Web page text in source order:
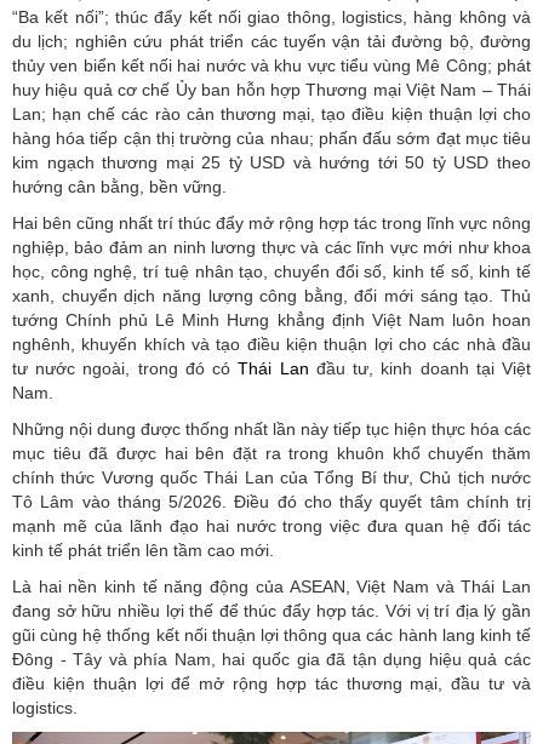
“Ba kết nối”; thúc đẩy kết nối giao thông, logistics, hàng không và
du lịch; nghiên cứu phát triển các tuyến vận tải đường bộ, đường
thủy ven biển kết nối hai nước và khu vực tiểu vùng Mê Công; phát
huy hiệu quả cơ chế Ủy ban hỗn hợp Thương mại Việt Nam – Thái
Lan; hạn chế các rào cản thương mại, tạo điều kiện thuận lợi cho
hàng hóa tiếp cận thị trường của nhau; phấn đấu sớm đạt mục tiêu
kim ngạch thương mại 25 tỷ USD và hướng tới 50 tỷ USD theo
hướng cân bằng, bền vững.
Hai bên cũng nhất trí thúc đẩy mở rộng hợp tác trong lĩnh vực nông
nghiệp, bảo đảm an ninh lương thực và các lĩnh vực mới như khoa
học, công nghệ, trí tuệ nhân tạo, chuyển đổi số, kinh tế số, kinh tế
xanh, chuyển dịch năng lượng công bằng, đổi mới sáng tạo. Thủ
tướng Chính phủ Lê Minh Hưng khẳng định Việt Nam luôn hoan
nghênh, khuyến khích và tạo điều kiện thuận lợi cho các nhà đầu
tư nước ngoài, trong đó cóThái Lan đầu tư, kinh doanh tại Việt
Nam.
Những nội dung được thống nhất lần này tiếp tục hiện thực hóa các
mục tiêu đã được hai bên đặt ra trong khuôn khổ chuyến thăm
chính thức Vương quốc Thái Lan của Tổng Bí thư, Chủ tịch nước
Tô Lâm vào tháng 5/2026. Điều đó cho thấy quyết tâm chính trị
mạnh mẽ của lãnh đạo hai nước trong việc đưa quan hệ đối tác
kinh tế phát triển lên tầm cao mới.
Là hai nền kinh tế năng động của ASEAN, Việt Nam và Thái Lan
đang sở hữu nhiều lợi thế để thúc đẩy hợp tác. Với vị trí địa lý gần
gũi cùng hệ thống kết nối thuận lợi thông qua các hành lang kinh tế
Đông - Tây và phía Nam, hai quốc gia đã tận dụng hiệu quả các
điều kiện thuận lợi để mở rộng hợp tác thương mại, đầu tư và
logistics.